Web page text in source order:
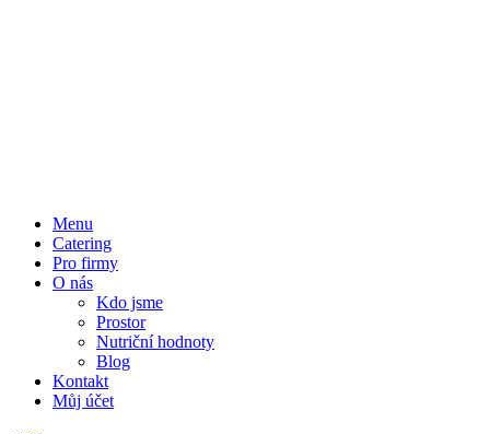
Menu
Catering
Pro firmy
O nás
Kdo jsme
Prostor
Nutriční hodnoty
Blog
Kontakt
Můj účet